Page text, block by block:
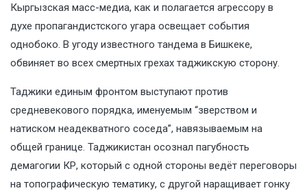
Кыргызская масс-медиа, как и полагается агрессору в
духе пропагандистского угара освещает события
однобоко. В угоду известного тандема в Бишкеке,
обвиняет во всех смертных грехах таджикскую сторону.
Таджики единым фронтом выступают против
средневекового порядка, именуемым “зверством и
натиском неадекватного соседа”, навязываемым на
общей границе. Таджикистан осознал пагубность
демагогии КР, который с одной стороны ведёт переговоры
на топографическую тематику, с другой наращивает гонку